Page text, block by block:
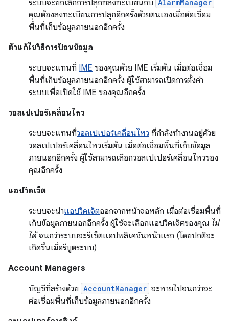
ระบบจะยกเลิกการปลุกที่ลงทะเบียนกับ AlarmManager
คุณต้องลงทะเบียนการปลุกอีกครั้งด้วยตนเองเมื่อต่อเชื่อม
พื้นที่เก็บข้อมูลภายนอกอีกครั้ง
ตัวแก้ไขวิธีการป้อนข้อมูล
ระบบจะแทนที่ IME ของคุณด้วย IME เริ่มต้น เมื่อต่อเชื่อม
พื้นที่เก็บข้อมูลภายนอกอีกครั้ง ผู้ใช้สามารถเปิดการตั้งค่า
ระบบเพื่อเปิดใช้ IME ของคุณอีกครั้ง
วอลเปเปอร์เคลื่อนไหว
ระบบจะแทนที่วอลเปเปอร์เคลื่อนไหว ที่กำลังทำงานอยู่ด้วย
วอลเปเปอร์เคลื่อนไหวเริ่มต้น เมื่อต่อเชื่อมพื้นที่เก็บข้อมูล
ภายนอกอีกครั้ง ผู้ใช้สามารถเลือกวอลเปเปอร์เคลื่อนไหวของ
คุณอีกครั้ง
แอปวิดเจ็ต
ระบบจะนำแอปวิดเจ็ตออกจากหน้าจอหลัก เมื่อต่อเชื่อมพื้นที่
เก็บข้อมูลภายนอกอีกครั้ง ผู้ใช้จะเลือกแอปวิดเจ็ตของคุณ ไม่
ได้จนกว่าระบบจะรีเซ็ตแอปพลิเคชันหน้าแรก (โดยปกติจะ
เกิดขึ้นเมื่อรีบูตระบบ)
Account Managers
บัญชีที่สร้างด้วย AccountManager จะหายไปจนกว่าจะ
ต่อเชื่อมพื้นที่เก็บข้อมูลภายนอกอีกครั้ง